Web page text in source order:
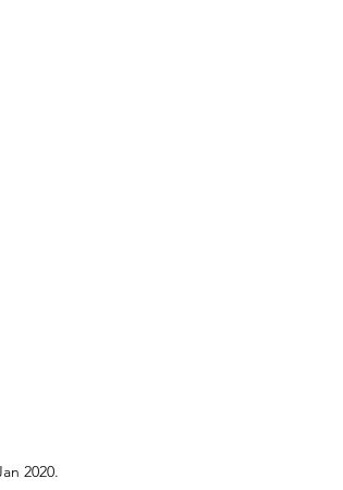
2020.